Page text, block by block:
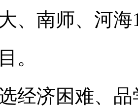
、南师、河
。
经济困难、